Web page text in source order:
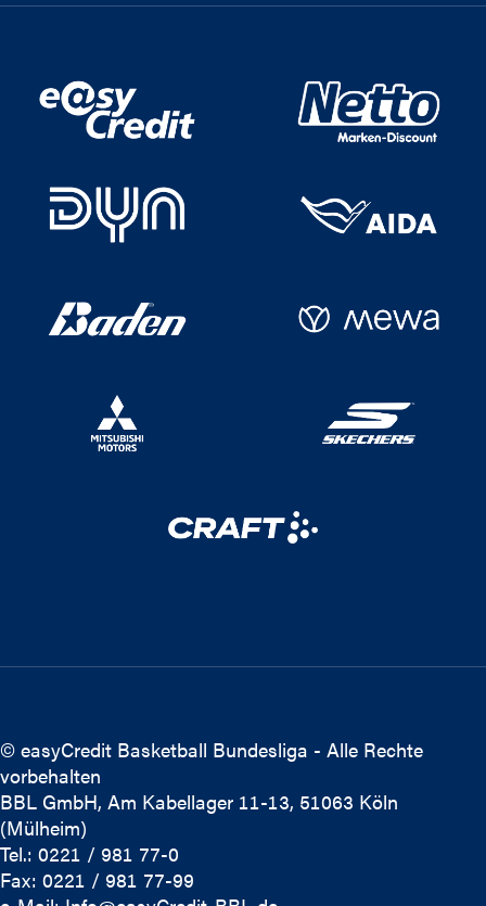
© easyCredit Basketball Bundesliga - Alle Rechte
vorbehalten
BBL GmbH, Am Kabellager 11-13, 51063 Köln
(Mülheim)
Tel.: 0221 / 981 77-0
Fax: 0221 / 981 77-99